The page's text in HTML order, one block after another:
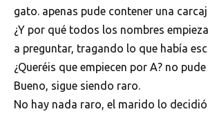
gato. apenas pude contener una
¿Y por qué todos los nombres
a preguntar, tragando lo que había
¿Queréis que empiecen por A? no
Bueno, sigue siendo raro.
No hay nada raro, el marido lo